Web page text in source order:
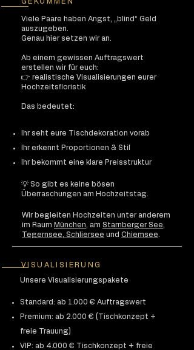
Viele Paare haben Angst, „blind“ Geld
auszugeben.
Genau hier setzen wir an.
Ab einem gewissen Auftragswert
erstellen wir für euch:
👉 realistische Visualisierungen eurer
Hochzeitsfloristik
Das bedeutet:
Ihr seht eure Tischdekoration vorab
Ihr erkennt Proportionen & Stil
Ihr bekommt eine klare Preisstruktur
💡 So gibt es keine bösen
Überraschungen am Hochzeitstag.
Wir begleiten Hochzeiten unter anderem
im Raum München, am Starnberger See,
Tegernsee, Schliersee und Chiemsee.
VISUALISIERUNG
Unsere Visualisierungspakete
Standard: ab 1.000 € Auftragswert
Premium: ab 2.000 € (Tischkonzept +
freie Trauung)
VIP: ab 4.000 € Tischkonzept + freie